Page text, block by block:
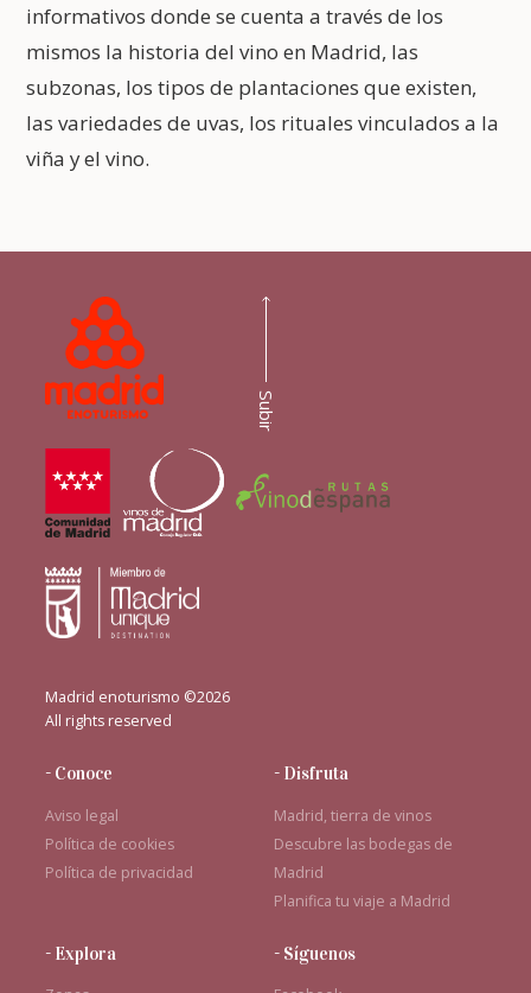
informativos donde se cuenta a través de los
mismos la historia del vino en Madrid, las
subzonas, los tipos de plantaciones que existen,
las variedades de uvas, los rituales vinculados a la
viña y el vino.
Madrid enoturismo ©2026
All rights reserved
- Conoce
Aviso legal
Política de cookies
Política de privacidad
- Disfruta
Madrid, tierra de vinos
Descubre las bodegas de
Madrid
Planifica tu viaje a Madrid
- Explora - Síguenos
Subir